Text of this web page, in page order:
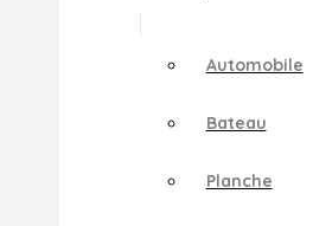
Automobile
Bateau
Planche